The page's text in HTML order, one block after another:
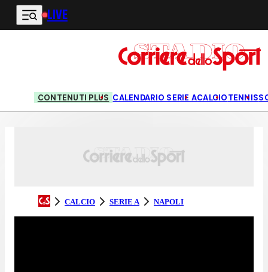
Vai al contenuto principale
LIVE
CONTENUTI PLUS CALENDARIO SERIE ACALCIOTENNIS
CALCIO SERIE A NAPOLI